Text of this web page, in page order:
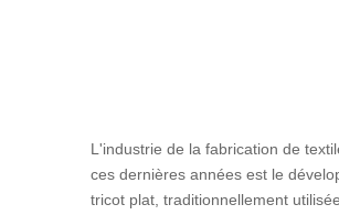
L'industrie de la fabrication de
ces dernières années est le
tricot plat, traditionnellement